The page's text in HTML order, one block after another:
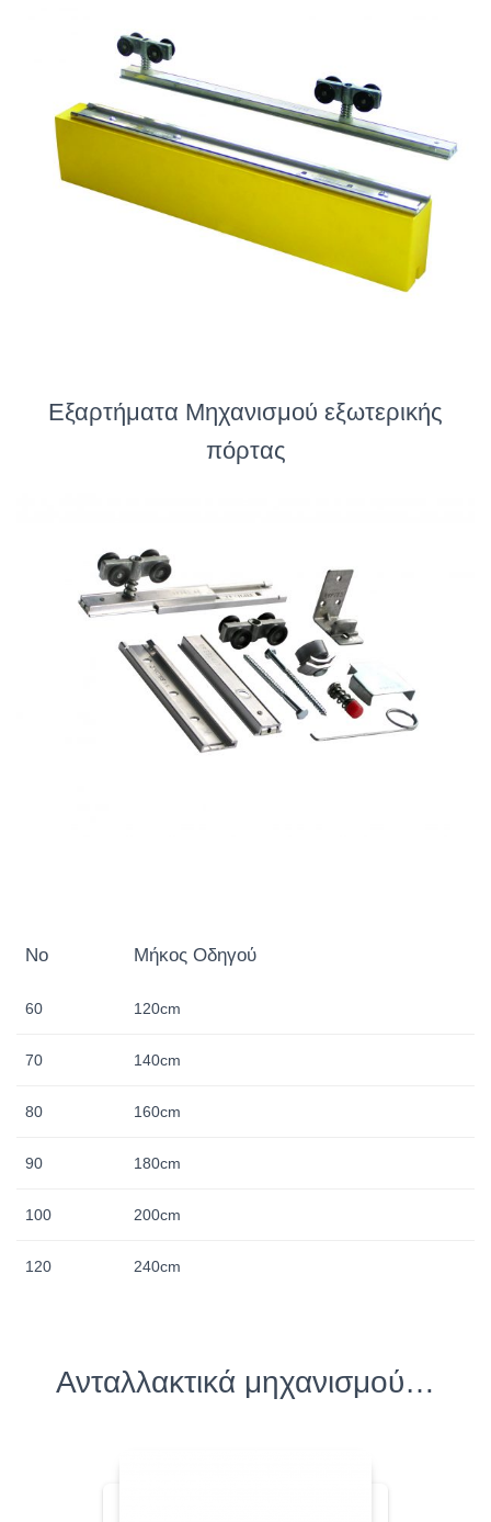
Εξαρτήματα Μηχανισμού εξωτερικής
πόρτας
No Μήκος Οδηγού
60 120cm
70 140cm
80 160cm
90 180cm
100 200cm
120 240cm
Ανταλλακτικά μηχανισμού…